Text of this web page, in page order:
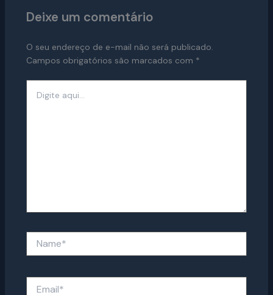
Deixe um comentário
O seu endereço de e-mail não será publicado.
Campos obrigatórios são marcados com *
aqui...